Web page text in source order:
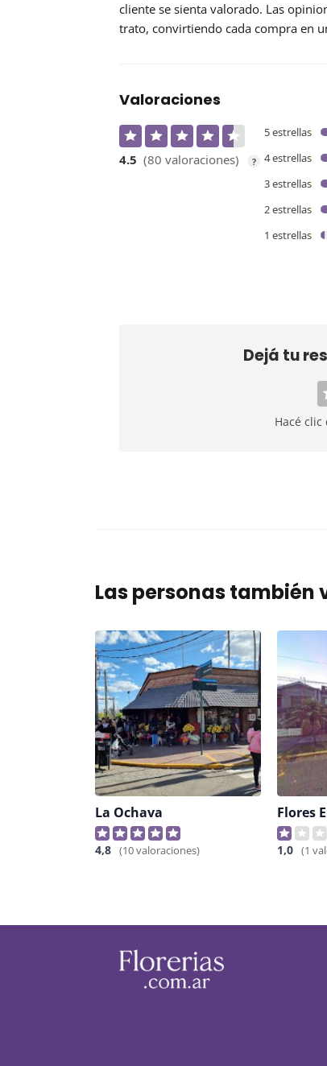
cliente se sienta valorado. Las
trato, convirtiendo cada compra en
Valoraciones
4.5 (80 valoraciones) ?
5 estrellas
4 estrellas
3 estrellas
2 estrellas
1 estrellas
Dejá tu
Hacé
Las personas también
La Ochava
4,8 (10 valoraciones)
Flores
1,0 (1